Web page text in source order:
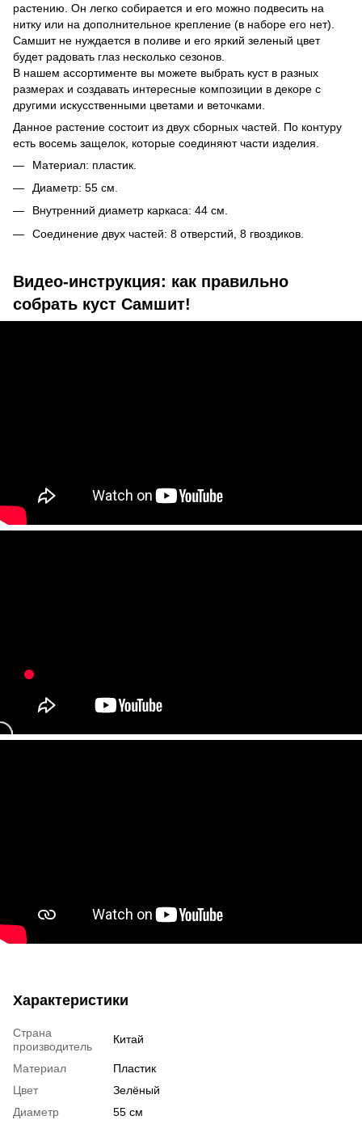
растению. Он легко собирается и его можно подвесить на
нитку или на дополнительное крепление (в наборе его нет).
Самшит не нуждается в поливе и его яркий зеленый цвет
будет радовать глаз несколько сезонов.
В нашем ассортименте вы можете выбрать куст в разных
размерах и создавать интересные композиции в декоре с
другими искусственными цветами и веточками.
Данное растение состоит из двух сборных частей. По контуру
есть восемь защелок, которые соединяют части изделия.
Материал: пластик.
Диаметр: 55 см.
Внутренний диаметр каркаса: 44 см.
Соединение двух частей: 8 отверстий, 8 гвоздиков.
Видео-инструкция: как правильно
собрать куст Самшит!
Характеристики
Страна
производитель
Китай
Материал
Пластик
Цвет
Зелёный
Диаметр
55 см